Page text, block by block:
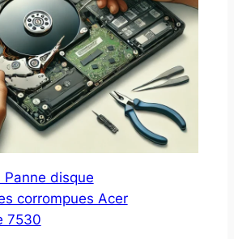
Panne disque
corrompues Acer
7530